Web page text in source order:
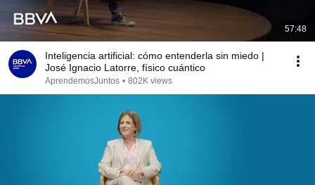
57:48
Inteligencia artificial: cómo entenderla sin miedo |
José Ignacio Latorre, físico cuántico
AprendemosJuntos • 802K views